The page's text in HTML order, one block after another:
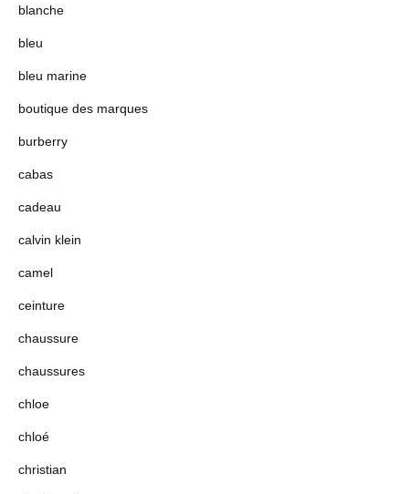
blanche
bleu
bleu marine
boutique des marques
burberry
cabas
cadeau
calvin klein
camel
ceinture
chaussure
chaussures
chloe
chloé
christian